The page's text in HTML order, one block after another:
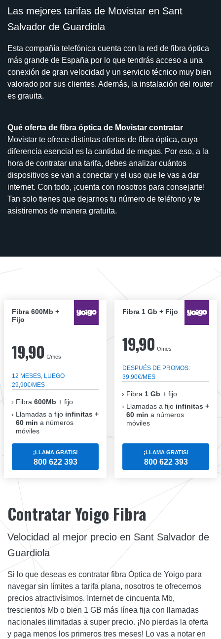
Las mejores tarifas de Movistar en Sant
Salvador de Guardiola
Esta compañía telefónica cuenta con la red de fibra óptica
más grande de España por lo que tendrás acceso a una
conexión de gran velocidad y un servicio técnico muy bien
valorado por sus clientes. Además, la instalación del router
es grauita.
Qué oferta de fibra óptica de Movistar contratar
Movistar te ofrece distintas ofertas de fibra óptica, cuya
diferencia esencial es la cantidad de megas. Por eso, a la
hora de contratar una tarifa, debes analizar cuántos
dispositivos se van a conectar y el uso que le vas a dar
internet. Con todo, ¡cuenta con nosotros para consejarte!
Tan solo tienes que dejarnos tu número de teléfono y te
asistiremos de manera gratuita.
Fibra 600Mb +
Fijo
19,90 €/mes
12 MESES, LUEGO
29,90€/MES
Fibra 600Mb + fijo
Llamadas a fijo infinitas +
60 min a números
móviles
¡LLAMA GRATIS!
800 622 393
Fibra 1 Gb + Fijo
19,90 €/mes
DESPUÉS DE PROMOS:
39,90€/MES
Fibra 1 Gb + fijo
Llamadas a fijo infinitas +
60 min a números
móviles
¡LLAMA GRATIS!
800 622 393
Contratar Yoigo Fibra
Velocidad al mejor precio en Sant Salvador de
Guardiola
Si lo que deseas es contratar fibra Óptica de Yoigo para
navegar sin límites a tarifa plana, nosotros te ofrecemos
precios atractivísimos. Internet de cincuenta Mb,
trescientos Mb o bien 1 GB más línea fija con llamadas
nacionales ilimitadas a super precio. ¡No pierdas la oferta
y paga menos los primeros tres meses! Lo vas a notar en